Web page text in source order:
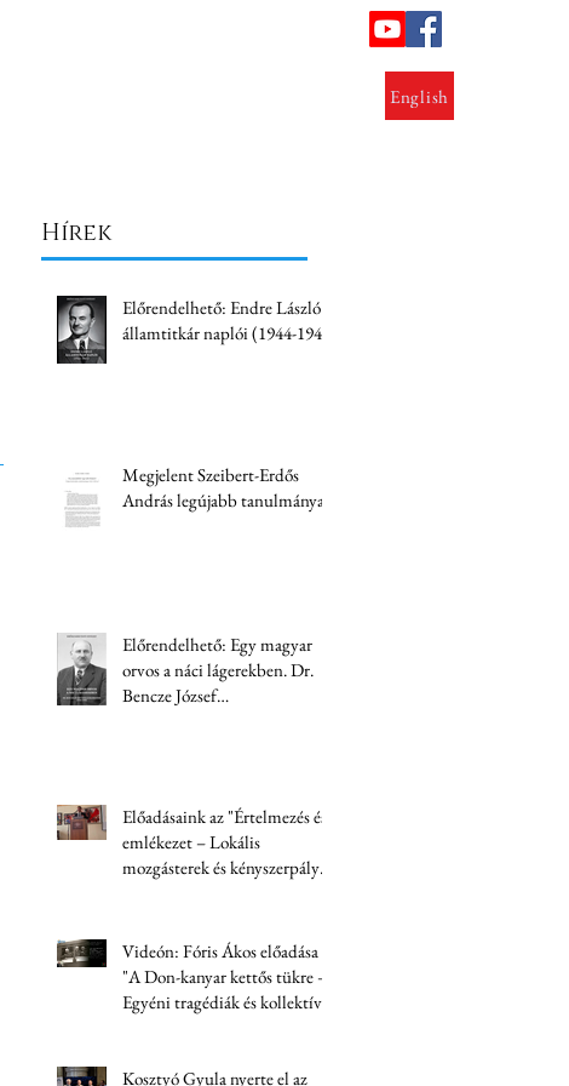
English
Hírek
Előrendelhető: Endre László
államtitkár naplói (1944-1945)
Megjelent Szeibert-Erdős
András legújabb tanulmánya
Előrendelhető: Egy magyar
orvos a náci lágerekben. Dr.
Bencze József
Előadásaink az "Értelmezés és
emlékezet – Lokális
mozgásterek és kényszerpályák
Videón: Fóris Ákos előadása
"A Don-kanyar kettős tükre –
Egyéni tragédiák és kollektív
Kosztyó Gyula nyerte el az